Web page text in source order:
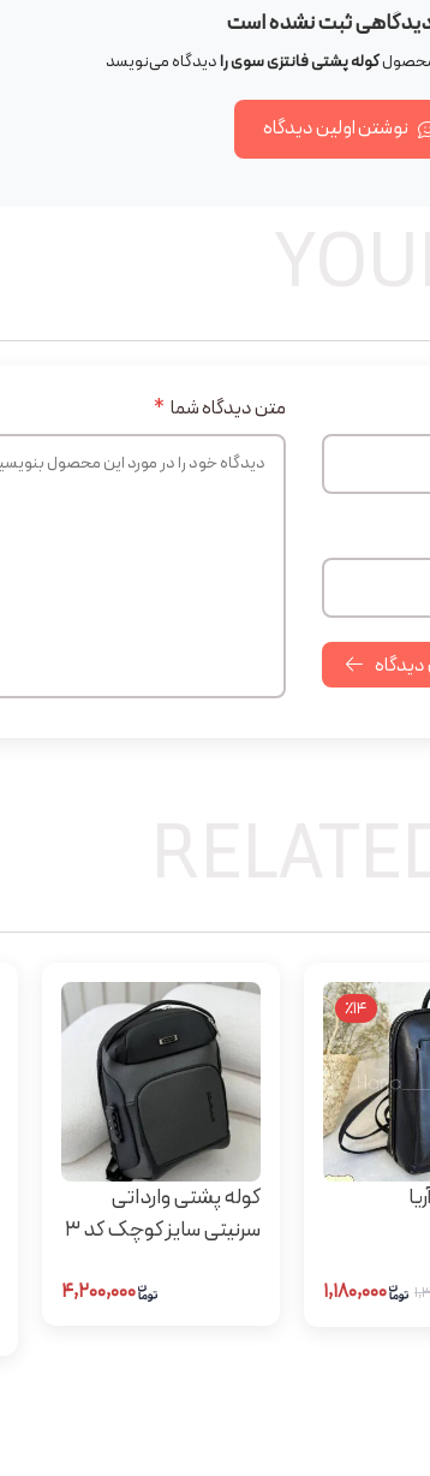
ثبت نشده است
محصولکوله پشتی فانتزی سوی رادیدگاه می‌نویسد
نوشتن اولین دیدگاه
دیدگاه
متن دیدگاه شما *
٪14
۱,۱۸۰,۰۰۰
کوله پشتی وارداتی
سرنیتی سایز کوچک کد 3
۴,۲۰۰,۰۰۰